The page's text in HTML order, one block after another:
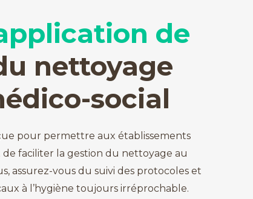
de
nettoyage
social
pour permettre aux établissements
de faciliter la gestion du nettoyage au
assurez-vous du suivi des protocoles et
à l’hygiène toujours irréprochable.